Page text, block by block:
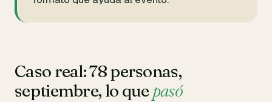
Caso real: 78 personas,
septiembre, lo quepasó